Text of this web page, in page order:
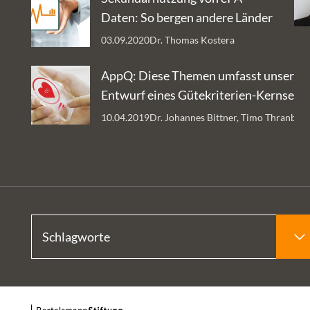
Daten: So bergen andere Länder
DatenschätzeDr. Thomas Kostera
03.09.2020
AppQ: Diese Themen umfasst unser
Entwurf eines Gütekriterien-Kernsets
Gesundheits-AppsDr. Johannes Bittner, Timo
10.04.2019